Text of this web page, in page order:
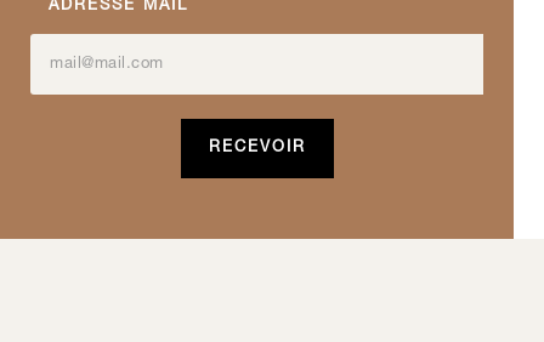
ADRESSE MAIL